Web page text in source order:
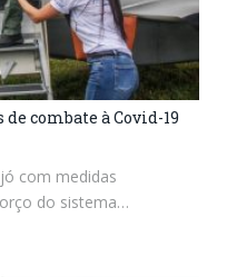
combate à Covid-19
com medidas
do sistema…